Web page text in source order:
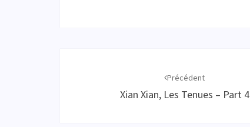
Précédent
Xian Xian, Les Tenues – Part 4